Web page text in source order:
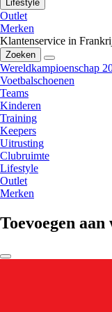
Lifestyle
Outlet
Merken
Klantenservice in
Zoeken
Wereldkampioenschap
Voetbalschoenen
Teams
Kinderen
Training
Keepers
Uitrusting
Clubruimte
Lifestyle
Outlet
Merken
Toevoegen